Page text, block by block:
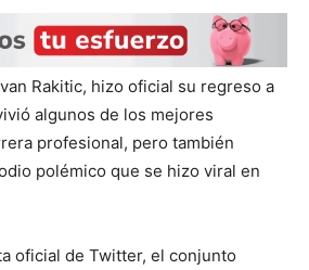
Rakitic, hizo oficial su regreso a
algunos de los mejores
profesional, pero también
polémico que se hizo viral en
oficial de Twitter, el conjunto